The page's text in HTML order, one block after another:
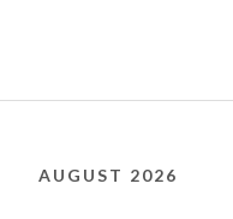
AUGUST 2026